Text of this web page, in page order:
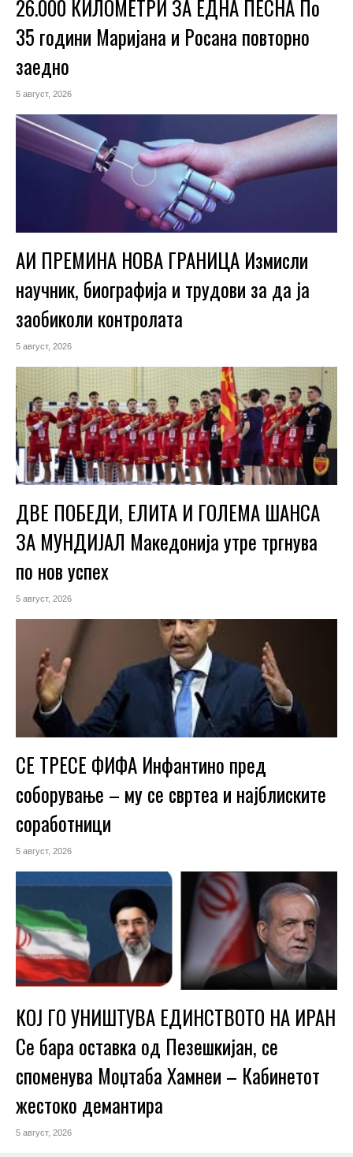
26.000 КИЛОМЕТРИ ЗА ЕДНА ПЕСНА По
35 години Маријана и Росана повторно
заедно
5 август, 2026
АИ ПРЕМИНА НОВА ГРАНИЦА Измисли
научник, биографија и трудови за да ја
заобиколи контролата
5 август, 2026
ДВЕ ПОБЕДИ, ЕЛИТА И ГОЛЕМА ШАНСА
ЗА МУНДИЈАЛ Македонија утре тргнува
по нов успех
5 август, 2026
СЕ ТРЕСЕ ФИФА Инфантино пред
соборување – му се свртеа и најблиските
соработници
5 август, 2026
КОЈ ГО УНИШТУВА ЕДИНСТВОТО НА ИРАН
Се бара оставка од Пезешкијан, се
споменува Моџтаба Хамнеи – Кабинетот
жестоко демантира
5 август, 2026